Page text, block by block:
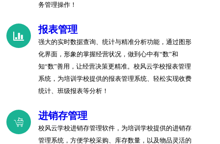
务管理操作！
报表管理
强大的实时数据查询、统计与精准分析功能，通过图形
化界面，形象的掌握经营状况，做到心中有“数”和
知“数”善用，让经营决策更精准。校风云学校报表管理
系统，为培训学校提供的报表管理系统、轻松实现收费
统计、班级报表等分析！
进销存管理
校风云学校进销存管理软件，为培训学校提供的进销存
管理系统，方便学校采购、库存数量，以及物品灵活的